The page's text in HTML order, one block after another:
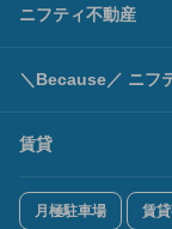
ニフティ不動産
＼Because／ ニフ
賃貸
月極駐車場 賃